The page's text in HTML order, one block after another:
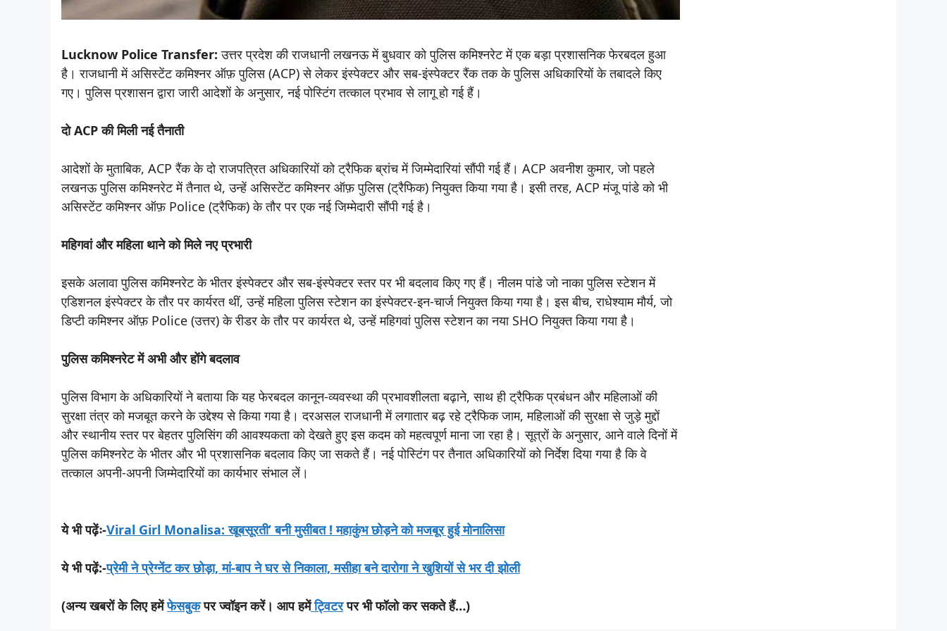
Lucknow Police Transfer: उत्तर प्रदेश की राजधानी लखनऊ में बुधवार को पुलिस कमिश्नरेट में एक बड़ा प्रशासनिक फेरबदल हुआ
है। राजधानी में असिस्टेंट कमिश्नर ऑफ़ पुलिस (ACP) से लेकर इंस्पेक्टर और सब-इंस्पेक्टर रैंक तक के पुलिस अधिकारियों के तबादले किए
गए। पुलिस प्रशासन द्वारा जारी आदेशों के अनुसार, नई पोस्टिंग तत्काल प्रभाव से लागू हो गई हैं।
दो ACP की मिली नई तैनाती
आदेशों के मुताबिक, ACP रैंक के दो राजपत्रित अधिकारियों को ट्रैफिक ब्रांच में जिम्मेदारियां सौंपी गई हैं। ACP अवनीश कुमार, जो पहले
लखनऊ पुलिस कमिश्नरेट में तैनात थे, उन्हें असिस्टेंट कमिश्नर ऑफ़ पुलिस (ट्रैफिक) नियुक्त किया गया है। इसी तरह, ACP मंजू पांडे को भी
असिस्टेंट कमिश्नर ऑफ़ Police (ट्रैफिक) के तौर पर एक नई जिम्मेदारी सौंपी गई है।
महिगवां और महिला थाने को मिले नए प्रभारी
इसके अलावा पुलिस कमिश्नरेट के भीतर इंस्पेक्टर और सब-इंस्पेक्टर स्तर पर भी बदलाव किए गए हैं। नीलम पांडे जो नाका पुलिस स्टेशन में
एडिशनल इंस्पेक्टर के तौर पर कार्यरत थीं, उन्हें महिला पुलिस स्टेशन का इंस्पेक्टर-इन-चार्ज नियुक्त किया गया है। इस बीच, राधेश्याम मौर्य, जो
डिप्टी कमिश्नर ऑफ़ Police (उत्तर) के रीडर के तौर पर कार्यरत थे, उन्हें महिगवां पुलिस स्टेशन का नया SHO नियुक्त किया गया है।
पुलिस कमिश्नरेट में अभी और होंगे बदलाव
पुलिस विभाग के अधिकारियों ने बताया कि यह फेरबदल कानून-व्यवस्था की प्रभावशीलता बढ़ाने, साथ ही ट्रैफिक प्रबंधन और महिलाओं की
सुरक्षा तंत्र को मजबूत करने के उद्देश्य से किया गया है। दरअसल राजधानी में लगातार बढ़ रहे ट्रैफिक जाम, महिलाओं की सुरक्षा से जुड़े मुद्दों
और स्थानीय स्तर पर बेहतर पुलिसिंग की आवश्यकता को देखते हुए इस कदम को महत्वपूर्ण माना जा रहा है। सूत्रों के अनुसार, आने वाले दिनों में
पुलिस कमिश्नरेट के भीतर और भी प्रशासनिक बदलाव किए जा सकते हैं। नई पोस्टिंग पर तैनात अधिकारियों को निर्देश दिया गया है कि वे
तत्काल अपनी-अपनी जिम्मेदारियों का कार्यभार संभाल लें।
ये भी पढ़ेंः-Viral Girl Monalisa: खूबसूरती’ बनी मुसीबत ! महाकुंभ छोड़ने को मजबूर हुई मोनालिसा
ये भी पढ़ें:-प्रेमी ने प्रेग्नेंट कर छोड़ा, मां-बाप ने घर से निकाला, मसीहा बने दारोगा ने खुशियों से भर दी झोली
(अन्य खबरों के लिए हमेंफेसबुकपर ज्वॉइन करें। आप हमेंट्विटरपर भी फॉलो कर सकते हैं…)